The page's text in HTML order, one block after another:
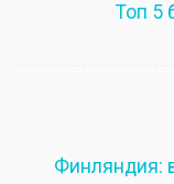
Топ 5
Финляндия: